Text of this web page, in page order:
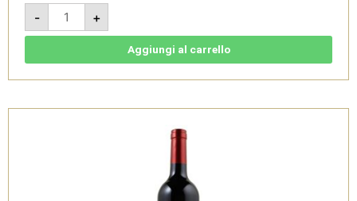
-
Kanai
2022
-
Carignano
Doc
Pater
+
Aggiungi al carrello